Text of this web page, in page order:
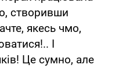
створивши
якесь чмо,
І
Це сумно, але